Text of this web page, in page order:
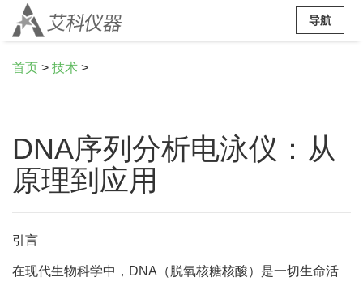
导航
首页 > 技术 >
DNA序列分析电泳仪：从
原理到应用
引言
在现代生物科学中，DNA（脱氧核糖核酸）是一切生命活